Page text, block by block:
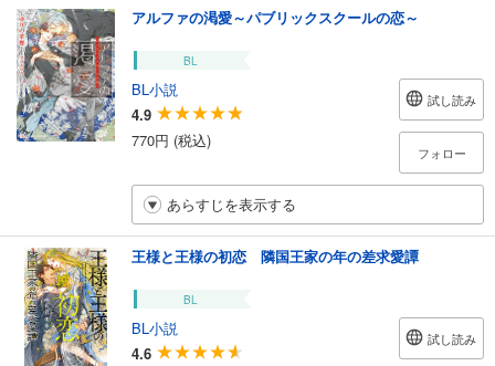
アルファの渇愛～パブリックスクールの恋～
BL
BL小説
4.9
770円 (税込)
試し読み
フォロー
あらすじを表示する
王様と王様の初恋 隣国王家の年の差求愛譚
BL
BL小説
4.6
試し読み